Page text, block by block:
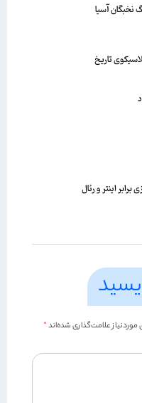
آسیا
تاریخ
اینتر و رئال
علامت‌گذاری شده‌اند*